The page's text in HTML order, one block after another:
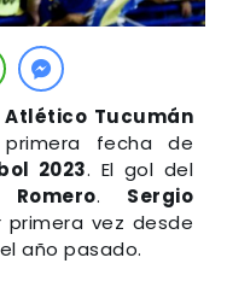
Atlético Tucumán
fecha de
2023. El gol del
. Sergio
primera vez desde
año pasado.